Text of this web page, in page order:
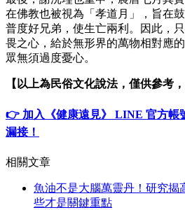
在佛教也被視為「孝道月」，旨在
普度好兄弟，使生亡兩利。因此，
畏之心，給於無形界的萬物相對應
眾無須過度憂心。
【以上為民俗文化說法，僅供參考
👉 加入《健康遠見》 LINE 官方帳
漏接！
相關文章
魚油不是大腦萬靈丹！研究揭
些才是關鍵重點